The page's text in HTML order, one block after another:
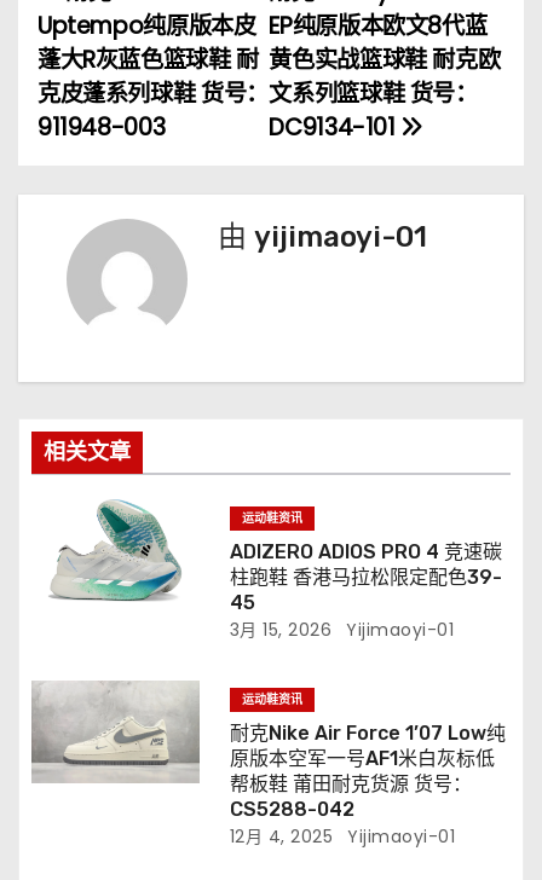
章
导
EP纯原版本欧文8代蓝
黄色实战篮球鞋 耐克欧
文系列篮球鞋 货号：
DC9134-101
Uptempo纯原版本皮
蓬大R灰蓝色篮球鞋 耐
克皮蓬系列球鞋 货号：
911948-003
由 yijimaoyi-01
相关文章
运动鞋资讯
ADIZERO ADIOS PRO 4 竞速碳
柱跑鞋 香港马拉松限定配色39-
45
3月 15, 2026 Yijimaoyi-01
运动鞋资讯
耐克Nike Air Force 1’07 Low纯
原版本空军一号AF1米白灰标低
帮板鞋 莆田耐克货源 货号：
CS5288-042
12月 4, 2025 Yijimaoyi-01